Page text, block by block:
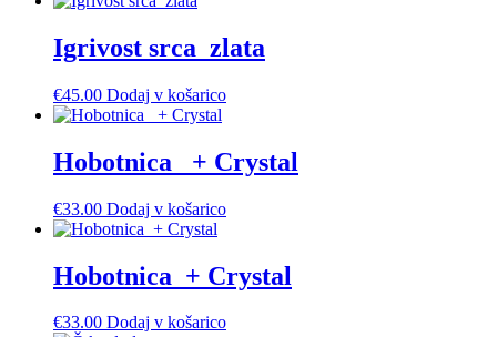
Igrivost srca_zlata
€45.00 Dodaj v košarico
Hobotnica_ + Crystal
€33.00 Dodaj v košarico
Hobotnica_+ Crystal
€33.00 Dodaj v košarico